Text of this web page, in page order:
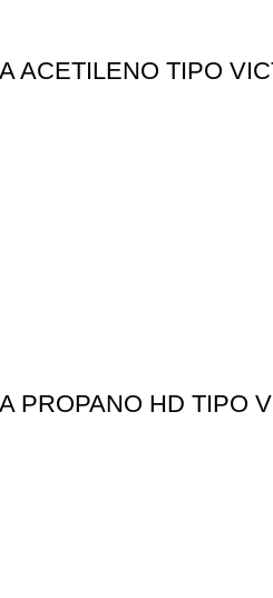
ACETILENO TIPO
PROPANO HD TIPO